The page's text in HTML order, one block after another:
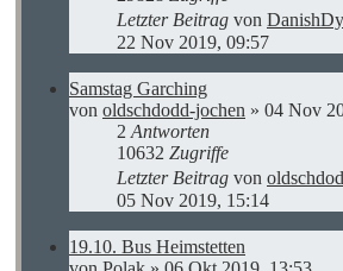
Letzter Beitrag von
22 Nov 2019, 09:57
Samstag Garching
von oldschdodd-jochen » 04 Nov
2 Antworten
10632 Zugriffe
Letzter Beitrag von
05 Nov 2019, 15:14
19.10. Bus Heimstetten